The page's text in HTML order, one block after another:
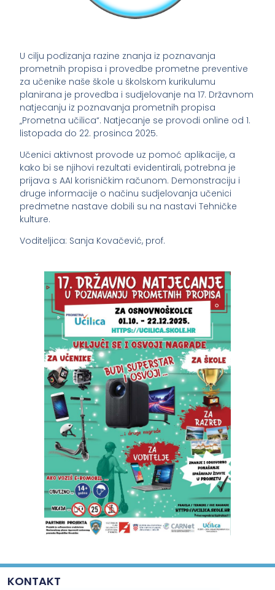
U cilju podizanja razine znanja iz poznavanja
prometnih propisa i provedbe prometne preventive
za učenike naše škole u školskom kurikulumu
planirana je provedba i sudjelovanje na 17. Državnom
natjecanju iz poznavanja prometnih propisa
„Prometna učilica“. Natjecanje se provodi online od 1.
listopada do 22. prosinca 2025.
Učenici aktivnost provode uz pomoć aplikacije, a
kako bi se njihovi rezultati evidentirali, potrebna je
prijava s AAI korisničkim računom. Demonstraciju i
druge informacije o načinu sudjelovanja učenici
predmetne nastave dobili su na nastavi Tehničke
kulture.
Voditeljica: Sanja Kovačević, prof.
KONTAKT